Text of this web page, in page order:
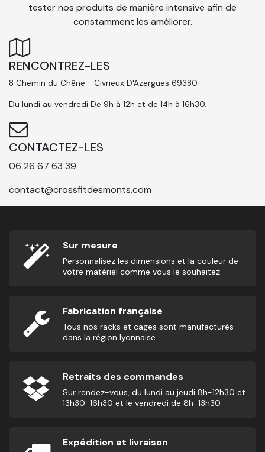
tester nos produits de manière intensive afin de
constamment les améliorer.
RENCONTREZ-LES
8 Chemin du Chêne - Civrieux D'Azergues 69380
Du lundi au vendredi De 9h à 12h et de 14h à 16h30.
CONTACTEZ-LES
06 26 67 63 39
contact@crossfitdesmonts.com
Sur mesure
Personnalisez les dimensions et la couleur de
votre matériel comme vous le souhaitez.
Fabrication française
Tous nos racks et cages sont manufacturés
dans la région lyonnaise.
Retraits des commandes
Sur rendez-vous, du lundi au jeudi 8h-12h30 et
13h30-16h30 et le vendredi de 8h-13h30.
Expédition et livraison